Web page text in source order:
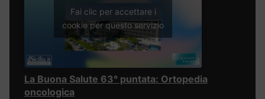
Fai clic per accettare i
cookie per questo servizio
La Buona Salute 63° puntata: Ortopedia
oncologica